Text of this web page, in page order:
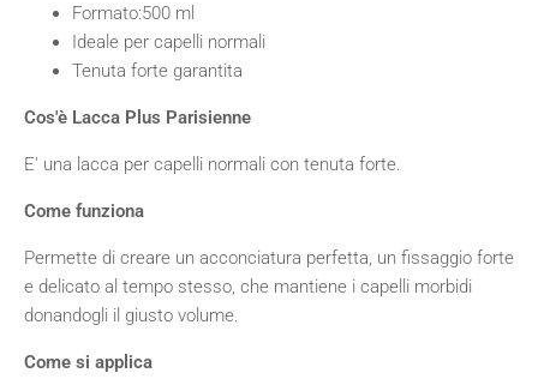
Formato:500 ml
Ideale per capelli normali
Tenuta forte garantita
Cos'è Lacca Plus Parisienne
E' una lacca per capelli normali con tenuta forte.
Come funziona
Permette di creare un acconciatura perfetta, un fissaggio forte
e delicato al tempo stesso, che mantiene i capelli morbidi
donandogli il giusto volume.
Come si applica